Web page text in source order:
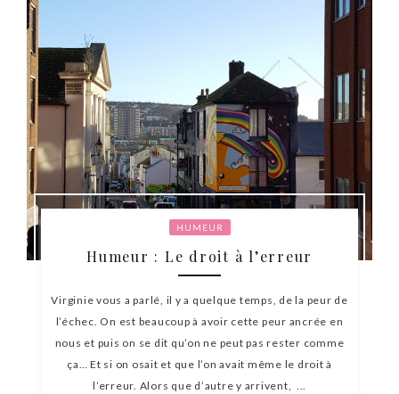
HUMEUR
Humeur : Le droit à l’erreur
Virginie vous a parlé, il y a quelque temps, de la peur de
l’échec. On est beaucoup à avoir cette peur ancrée en
nous et puis on se dit qu’on ne peut pas rester comme
ça… Et si on osait et que l’on avait même le droit à
l’erreur. Alors que d’autre y arrivent, ...